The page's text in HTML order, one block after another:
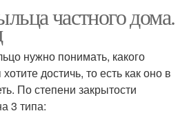
частного дома.
нужно понимать, какого
достичь, то есть как оно в
По степени закрытости
3 типа: